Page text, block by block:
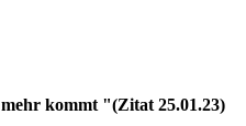
kommt "(Zitat 25.01.23)